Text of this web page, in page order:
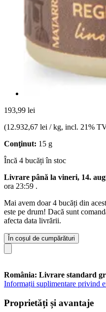
193,99 lei
(12.932,67 lei / kg, incl. 21%
Conţinut: 15 g
Încă 4 bucăți în stoc
Livrare până la vineri, 14.
ora 23:59 .
Mai avem doar 4 bucăți din
este pe drum! Dacă sunt
afecta data livrării.
În coșul de cumpărături
România: Livrare standard
Informații suplimentare privind
Proprietăți și avantaje